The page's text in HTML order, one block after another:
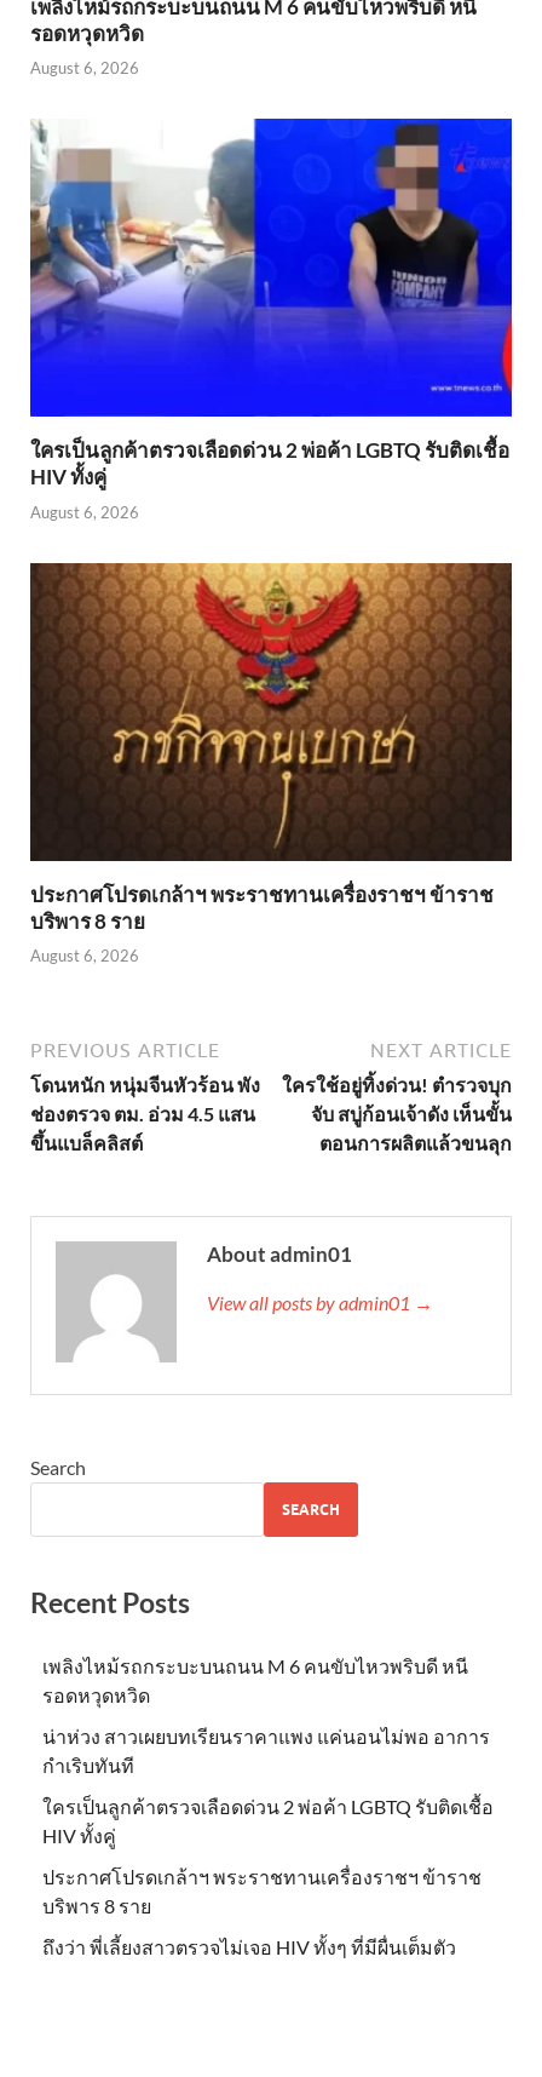
เพลิงไหม้รถกระบะบนถนน M 6 คนขับไหวพริบดี หนี
รอดหวุดหวิด
August 6, 2026
ใครเป็นลูกค้าตรวจเลือดด่วน 2 พ่อค้า LGBTQ รับติดเชื้อ
HIV ทั้งคู่
August 6, 2026
ประกาศโปรดเกล้าฯ พระราชทานเครื่องราชฯ ข้าราช
บริพาร 8 ราย
August 6, 2026
PREVIOUS ARTICLE
โดนหนัก หนุ่มจีนหัวร้อน พัง
ช่องตรวจ ตม. อ่วม 4.5 แสน
ขึ้นแบล็คลิสต์
NEXT ARTICLE
ใครใช้อยู่ทิ้งด่วน! ตำรวจบุก
จับ สบู่ก้อนเจ้าดัง เห็นขั้น
ตอนการผลิตแล้วขนลุก
About admin01
View all posts by admin01 →
Search
SEARCH
Recent Posts
เพลิงไหม้รถกระบะบนถนน M 6 คนขับไหวพริบดี หนี
รอดหวุดหวิด
น่าห่วง สาวเผยบทเรียนราคาแพง แค่นอนไม่พอ อาการ
กำเริบทันที
ใครเป็นลูกค้าตรวจเลือดด่วน 2 พ่อค้า LGBTQ รับติดเชื้อ
HIV ทั้งคู่
ประกาศโปรดเกล้าฯ พระราชทานเครื่องราชฯ ข้าราช
บริพาร 8 ราย
ถึงว่า พี่เลี้ยงสาวตรวจไม่เจอ HIV ทั้งๆ ที่มีผื่นเต็มตัว